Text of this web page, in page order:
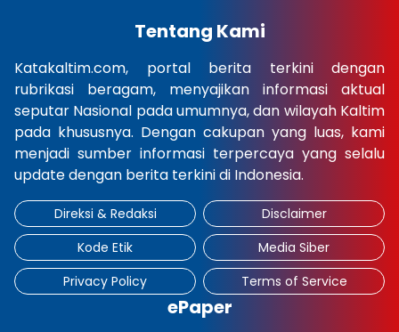
Tentang Kami
Katakaltim.com, portal berita terkini dengan
rubrikasi beragam, menyajikan informasi aktual
seputar Nasional pada umumnya, dan wilayah Kaltim
pada khususnya. Dengan cakupan yang luas, kami
menjadi sumber informasi terpercaya yang selalu
update dengan berita terkini di Indonesia.
Direksi & Redaksi
Disclaimer
Kode Etik
Media Siber
Privacy Policy
Terms of Service
ePaper